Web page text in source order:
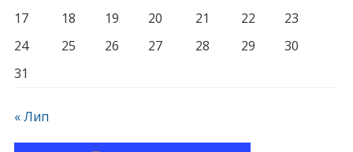
17 18 19 20 21 22
23
24
25 26 27 28 29
30
31
« Лип